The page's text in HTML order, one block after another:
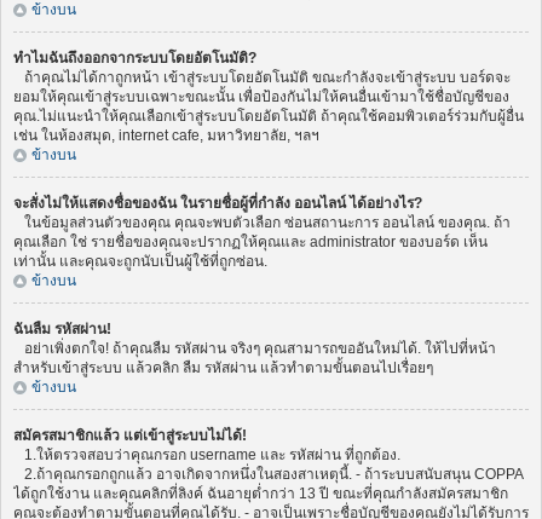
ข้างบน
ทำไมฉันถึงออกจากระบบโดยอัตโนมัติ?
ถ้าคุณไม่ได้กาถูกหน้า เข้าสู่ระบบโดยอัตโนมัติ ขณะกำลังจะเข้าสู่ระบบ บอร์ดจะ
ยอมให้คุณเข้าสู่ระบบเฉพาะขณะนั้น เพื่อป้องกันไม่ให้คนอื่นเข้ามาใช้ชื่อบัญชีของ
คุณ.ไม่แนะนำให้คุณเลือกเข้าสู่ระบบโดยอัตโนมัติ ถ้าคุณใช้คอมพิวเตอร์ร่วมกับผู้อื่น
เช่น ในห้องสมุด, internet cafe, มหาวิทยาลัย, ฯลฯ
ข้างบน
จะสั่งไม่ให้แสดงชื่อของฉัน ในรายชื่อผู้ที่กำลัง ออนไลน์ ได้อย่างไร?
ในข้อมูลส่วนตัวของคุณ คุณจะพบตัวเลือก ซ่อนสถานะการ ออนไลน์ ของคุณ. ถ้า
คุณเลือก ใช่ รายชื่อของคุณจะปรากฏให้คุณและ administrator ของบอร์ด เห็น
เท่านั้น และคุณจะถูกนับเป็นผู้ใช้ที่ถูกซ่อน.
ข้างบน
ฉันลืม รหัสผ่าน!
อย่าเพิ่งตกใจ! ถ้าคุณลืม รหัสผ่าน จริงๆ คุณสามารถขออันใหม่ได้. ให้ไปที่หน้า
สำหรับเข้าสู่ระบบ แล้วคลิก ลืม รหัสผ่าน แล้วทำตามขั้นตอนไปเรื่อยๆ
ข้างบน
สมัครสมาชิกแล้ว แต่เข้าสู่ระบบไม่ได้!
1.ให้ตรวจสอบว่าคุณกรอก username และ รหัสผ่าน ที่ถูกต้อง.
2.ถ้าคุณกรอกถูกแล้ว อาจเกิดจากหนึ่งในสองสาเหตุนี้. - ถ้าระบบสนับสนุน COPPA
ได้ถูกใช้งาน และคุณคลิกที่ลิงค์ ฉันอายุต่ำกว่า 13 ปี ขณะที่คุณกำลังสมัครสมาชิก
คุณจะต้องทำตามขั้นตอนที่คุณได้รับ. - อาจเป็นเพราะชื่อบัญชีของคุณยังไม่ได้รับการ